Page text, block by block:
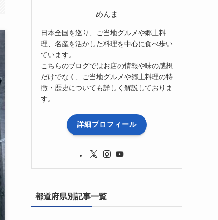
めんま
日本全国を巡り、ご当地グルメや郷土料
理、名産を活かした料理を中心に食べ歩い
ています。
こちらのブログではお店の情報や味の感想
だけでなく、ご当地グルメや郷土料理の特
徴・歴史についても詳しく解説しておりま
す。
詳細プロフィール
都道府県別記事一覧